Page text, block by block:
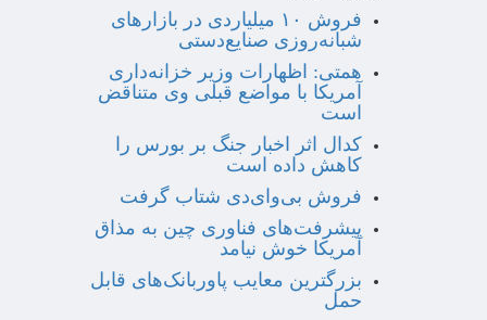
فروش ۱۰ میلیاردی در بازارهای
شبانه‌روزی صنایع‌دستی
همتی: اظهارات وزیر خزانه‌داری
آمریکا با مواضع قبلی وی متناقض
است
کدال اثر اخبار جنگ بر بورس را
کاهش داده است
فروش بی‌وای‌دی شتاب گرفت
پیشرفت‌های فناوری چین به مذاق
آمریکا خوش نیامد
بزرگترین معایب پاوربانک‌های قابل
حمل